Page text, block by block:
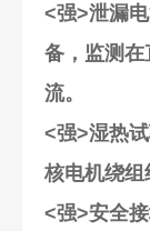
<强>泄漏
备，监测
流。
<强>湿热
核电机绕组
<强>安全